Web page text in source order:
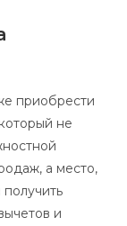
приобрести
не
а место,
и